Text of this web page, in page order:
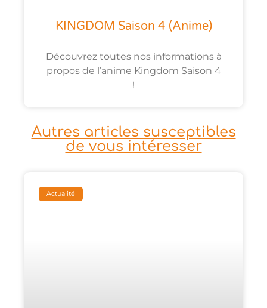
KINGDOM Saison 4 (anime)
Découvrez toutes nos informations à
propos de l’anime Kingdom Saison 4
!
Autres articles susceptibles
de vous intéresser
Actualité